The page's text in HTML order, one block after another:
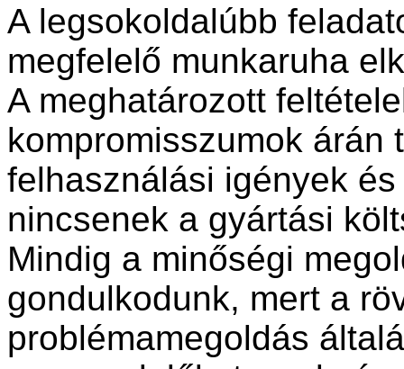
A legsokoldalúbb
megfelelő munkaruha
A meghatározott
kompromisszumok árán
felhasználási igények
nincsenek a gyártási
Mindig a minőségi
gondulkodunk, mert a
problémamegoldás